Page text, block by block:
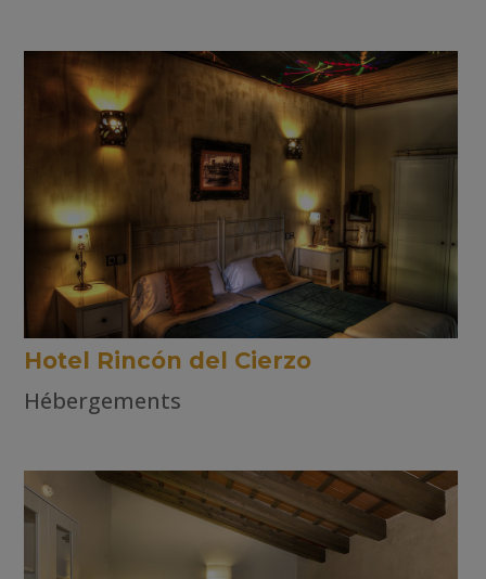
Hotel Rincón del Cierzo
Hébergements